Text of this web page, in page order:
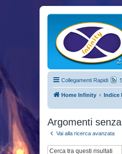
Collegamenti Rapidi
Home Infinity Indice
Argomenti
Vai alla ricerca avanzata